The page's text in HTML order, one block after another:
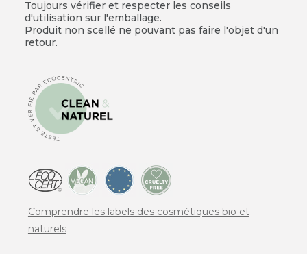
Toujours vérifier et respecter les conseils
d'utilisation sur l'emballage.
Produit non scellé ne pouvant pas faire l'objet d'un
retour.
Comprendre les labels des cosmétiques bio et
naturels